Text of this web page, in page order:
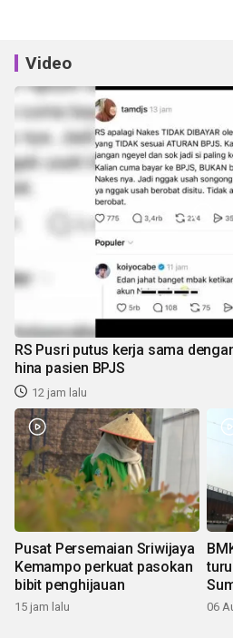
Video
RS Pusri putus kerja sama
hina pasien BPJS
12 jam lalu
Pusat Persemaian Sriwijaya
Kemampo perkuat pasokan
bibit penghijauan
15 jam lalu 06